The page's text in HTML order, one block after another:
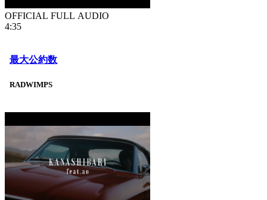
OFFICIAL FULL AUDIO
4:35
最大公約数
RADWIMPS